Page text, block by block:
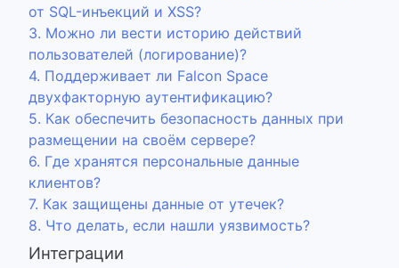
от SQL-инъекций и XSS?
3. Можно ли вести историю действий
пользователей (логирование)?
4. Поддерживает ли Falcon Space
двухфакторную аутентификацию?
5. Как обеспечить безопасность данных при
размещении на своём сервере?
6. Где хранятся персональные данные
клиентов?
7. Как защищены данные от утечек?
8. Что делать, если нашли уязвимость?
Интеграции